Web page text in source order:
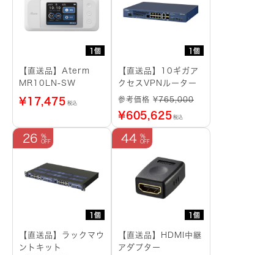
1個
【直送品】Aterm
MR10LN-SW
¥17,475 税込
1個
【直送品】10ギガア
クセスVPNルーター
参考価格 ¥765,000
¥605,625 税込
1個
26
【直送品】ラックマウ
ントキット
1個
44
【直送品】HDMI中継
アダプター